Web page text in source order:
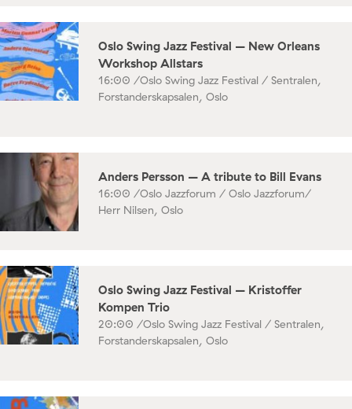
Oslo Swing Jazz Festival – New Orleans
Workshop Allstars
16:00 /Oslo Swing Jazz Festival / Sentralen,
Forstanderskapsalen, Oslo
Anders Persson – A tribute to Bill Evans
16:00 /Oslo Jazzforum / Oslo Jazzforum/
Herr Nilsen, Oslo
Oslo Swing Jazz Festival – Kristoffer
Kompen Trio
20:00 /Oslo Swing Jazz Festival / Sentralen,
Forstanderskapsalen, Oslo